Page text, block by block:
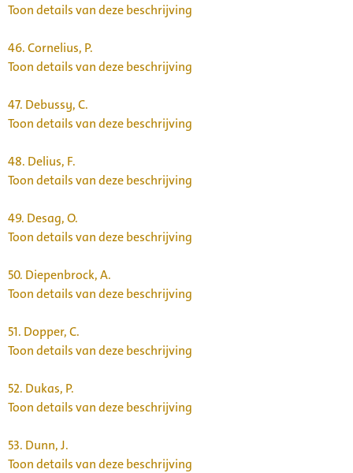
Toon details van deze beschrijving
46.Cornelius, P.
Toon details van deze beschrijving
47. Debussy, C.
Toon details van deze beschrijving
48. Delius, F.
Toon details van deze beschrijving
49. Desag, O.
Toon details van deze beschrijving
50. Diepenbrock, A.
Toon details van deze beschrijving
51. Dopper, C.
Toon details van deze beschrijving
52. Dukas, P.
Toon details van deze beschrijving
53. Dunn, J.
Toon details van deze beschrijving